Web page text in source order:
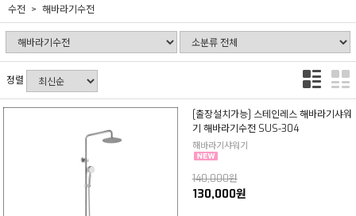
수전 해바라기수전
정렬
[출장설치가능] 스테인레스 해바라기샤워
기 해바라기수전 SUS-304
해바라기샤워기
140,000원
130,000원